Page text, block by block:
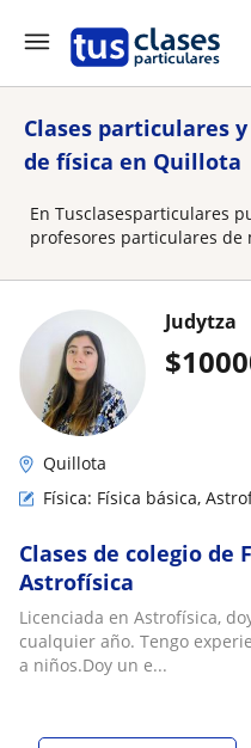
Clases particulares
de física en Quillota
En Tusclasesparticulares
profesores particulares de
$
Judytza
Quillota
Física: Física básica,
Clases de colegio de
Astrofísica
Licenciada en Astrofísica,
cualquier año. Tengo
a niños.Doy un e...